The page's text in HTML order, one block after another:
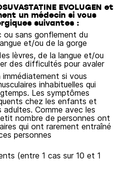
EVOLUGEN et
un médecin si vous
suivantes :
ou sans gonflement du
et/ou de la gorge
lèvres, de la langue et/ou
des difficultés pour avaler
si vous
inhabituelles qui
Les symptômes
chez les enfants et
Comme avec les
nombre de personnes ont
qui ont rarement entraîné
personnes
(entre 1 cas sur 10 et 1